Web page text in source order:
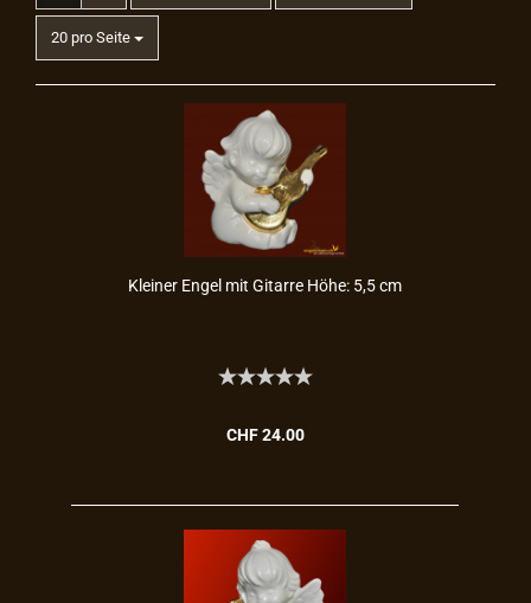
20 pro Seite
Klei­ner Engel mit Gi­tar­re Höhe: 5,5 cm
CHF 24.00